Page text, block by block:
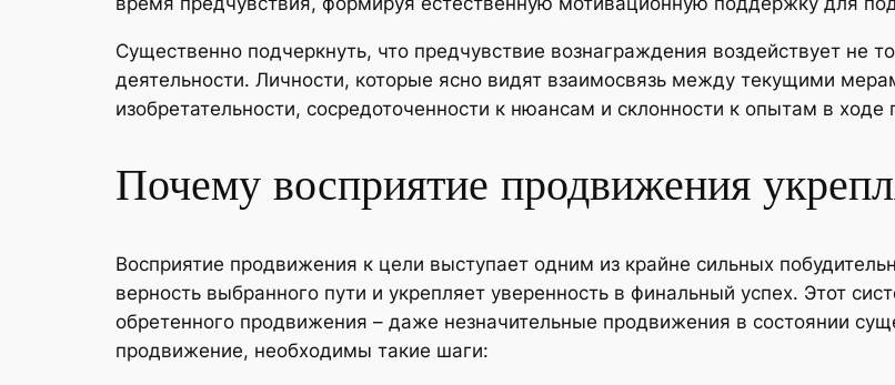
Существенно подчеркнуть, что предчувствие вознаграждения воздействует не
деятельности. Личности, которые ясно видят взаимосвязь между текущими
изобретательности, сосредоточенности к нюансам и склонности к опытам в ходе
Почему восприятие продвижения
Восприятие продвижения к цели выступает одним из крайне сильных
верность выбранного пути и укрепляет уверенность в финальный успех. Этот
обретенного продвижения – даже незначительные продвижения в состоянии
продвижение, необходимы такие шаги: